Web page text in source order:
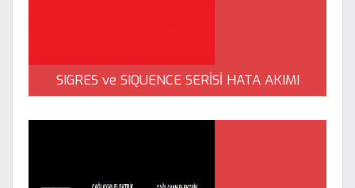
SIGRES ve SIQUENCE SERİSİ HATA AKIMI